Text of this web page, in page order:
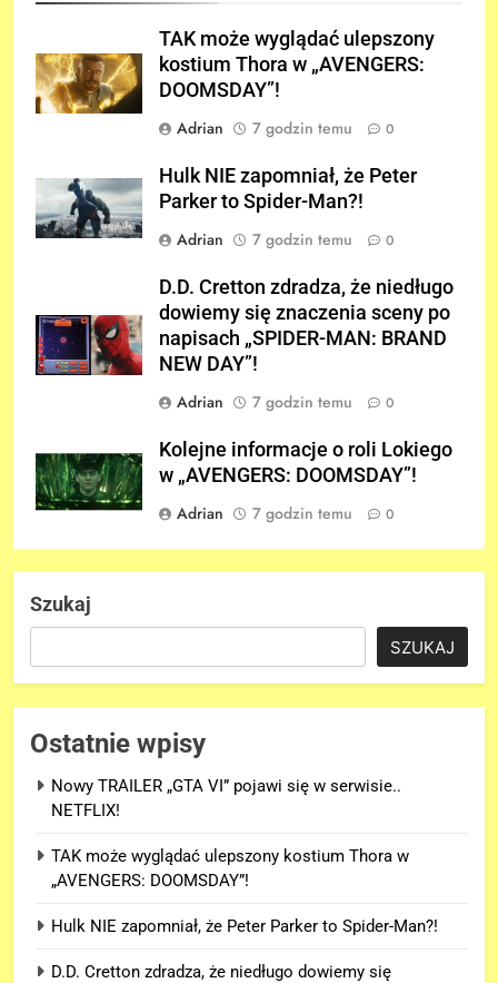
TAK może wyglądać ulepszony
kostium Thora w „AVENGERS:
DOOMSDAY”!
Adrian
7 godzin temu 0
Hulk NIE zapomniał, że Peter
Parker to Spider-Man?!
Adrian
7 godzin temu 0
D.D. Cretton zdradza, że niedługo
dowiemy się znaczenia sceny po
napisach „SPIDER-MAN: BRAND
NEW DAY”!
Adrian
7 godzin temu 0
Kolejne informacje o roli Lokiego
w „AVENGERS: DOOMSDAY”!
Adrian
7 godzin temu 0
Szukaj
SZUKAJ
Ostatnie wpisy
Nowy TRAILER „GTA VI” pojawi się w serwisie..
NETFLIX!
TAK może wyglądać ulepszony kostium Thora w
„AVENGERS: DOOMSDAY”!
Hulk NIE zapomniał, że Peter Parker to Spider-Man?!
D.D. Cretton zdradza, że niedługo dowiemy się